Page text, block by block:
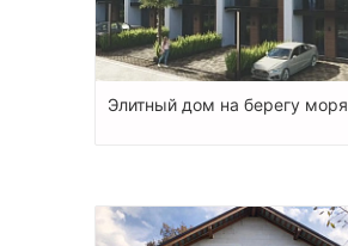
Элитный дом на берегу моря